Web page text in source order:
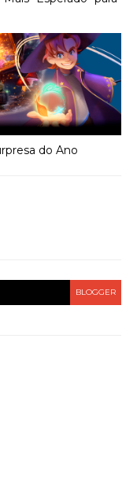
do Ano
BLOGGER